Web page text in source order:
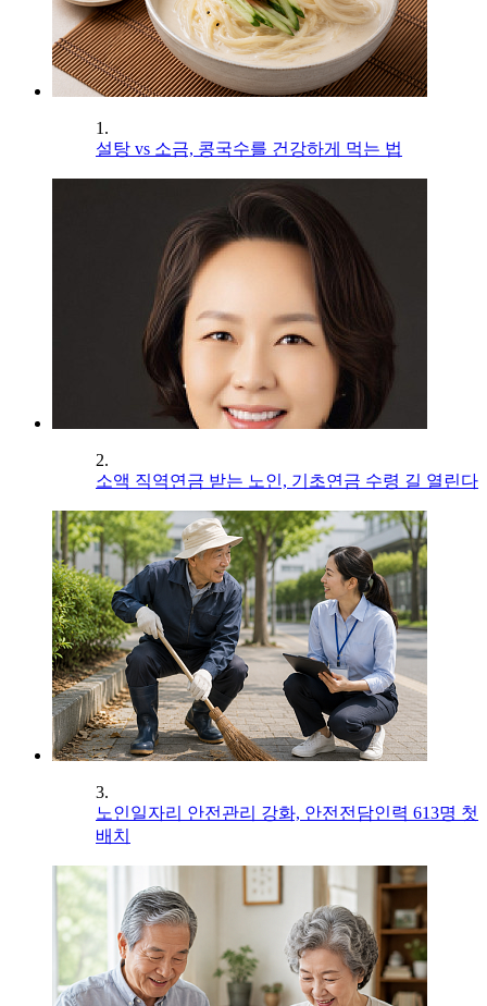
1.
설탕 vs 소금, 콩국수를 건강하게 먹는 법
2.
소액 직역연금 받는 노인, 기초연금 수령 길 열린다
3.
노인일자리 안전관리 강화, 안전전담인력 613명 첫
배치